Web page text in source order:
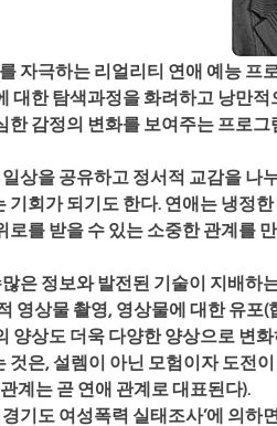
대한 탐색과정을 화려하고 낭만
한 감정의 변화를 보여주는 프로
상을 공유하고 정서적 교감을 나
기회가 되기도 한다. 연애는 냉정
로를 받을 수 있는 소중한 관계를
은 정보와 발전된 기술이 지배하
영상물 촬영, 영상물에 대한 유포
양상도 더욱 다양한 양상으로 변
것은, 설렘이 아닌 모험이자 도전
계는 곧 연애 관계로 대표된다).
기도 여성폭력 실태조사’에 의하